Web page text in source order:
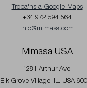
Troba'ns a Google Maps
+34 972 594 564
info@mimasa.com
Mimasa USA
1281 Arthur Ave.
Elk Grove Village, IL. USA